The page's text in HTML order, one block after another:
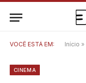
VOCÊ ESTÁ EM: Início »
CINEMA